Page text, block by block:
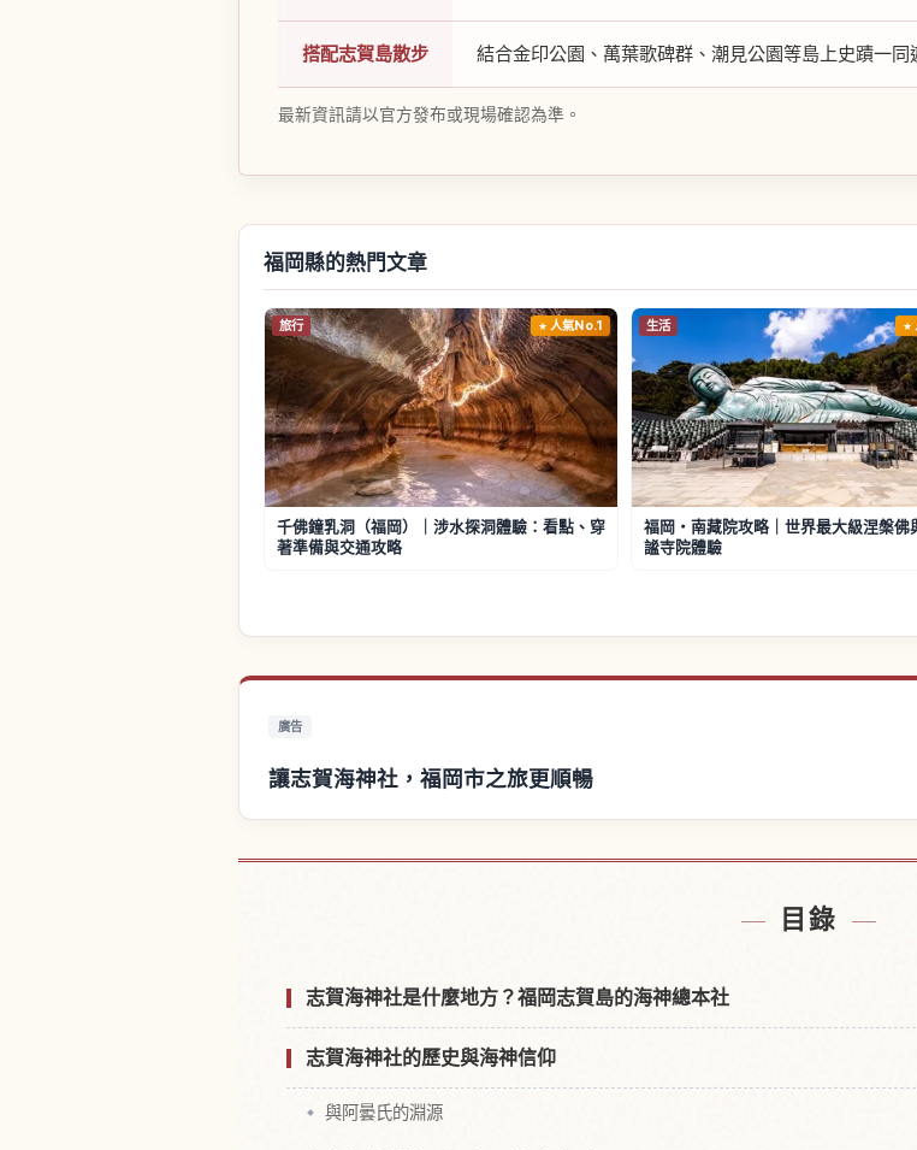
搭配志賀島散步 結合金印公園、萬葉歌碑群、潮見公園等島上史蹟一
最新資訊請以官方發布或現場確認為準。
福岡縣的熱門文章
旅行 人氣No.1
千佛鐘乳洞（福岡）｜涉水探洞體驗：看點、穿
著準備與交通攻略
生活
福岡・南藏院攻略｜世界最大級涅槃佛
謐寺院體驗
廣告
讓志賀海神社，福岡市之旅更順暢
目錄
志賀海神社是什麼地方？福岡志賀島的海神總本社
志賀海神社的歷史與海神信仰
與阿曇氏的淵源